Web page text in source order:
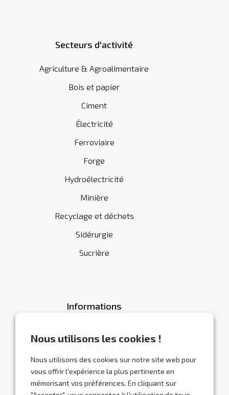
Nous utilisons les cookies !
Nous utilisons des cookies sur notre site web pour
vous offrir l'expérience la plus pertinente en
mémorisant vos préférences. En cliquant sur
Secteurs d'activité
Agriculture & Agroalimentaire
Bois et papier
Ciment
Électricité
Ferroviaire
Forge
Hydroélectricité
Minière
Recyclage et déchets
Sidérurgie
Sucrière
Informations
Nous contacter